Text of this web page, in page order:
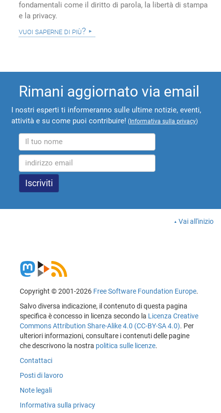
fondamentali come il diritto di parola, la libertà di stampa
e la privacy.
vuoi saperne di più?
Rimani aggiornato via email
I nostri esperti ti informeranno sulle ultime notizie, eventi,
attività e su come puoi contribuire! (Informativa sulla privacy)
Vai all'inizio
Copyright © 2001-2026 Free Software Foundation Europe.
Salvo diversa indicazione, il contenuto di questa pagina
specifica è concesso in licenza secondo la Licenza Creative
Commons Attribution Share-Alike 4.0 (CC-BY-SA 4.0). Per
ulteriori informazioni, consultare i contenuti delle pagine
che descrivono la nostra politica sulle licenze.
Contattaci
Posti di lavoro
Note legali
Informativa sulla privacy